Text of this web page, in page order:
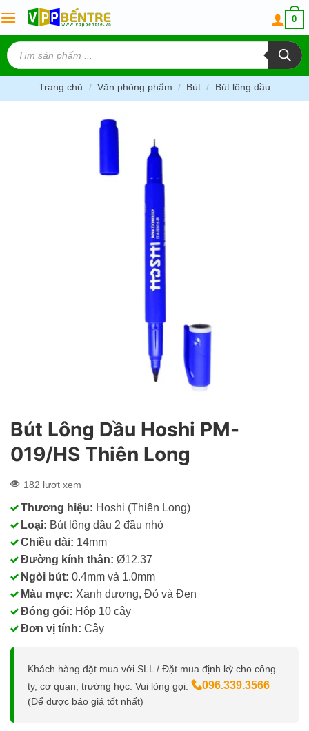
to
content
0
Tìm
kiếm
sản
phẩm
Trang chủ / Văn phòng phẩm / Bút / Bút lông dầu
Bút Lông Dầu Hoshi PM-
019/HS Thiên Long
182 lượt xem
Thương hiệu: Hoshi (Thiên Long)
Loại: Bút lông dầu 2 đầu nhỏ
Chiều dài: 14mm
Đường kính thân: Ø12.37
Ngòi bút: 0.4mm và 1.0mm
Màu mực: Xanh dương, Đỏ và Đen
Đóng gói: Hộp 10 cây
Đơn vị tính: Cây
Khách hàng đặt mua với SLL / Đặt mua định kỳ cho công
ty, cơ quan, trường học. Vui lòng gọi:
096.339.3566
(Để được báo giá tốt nhất)